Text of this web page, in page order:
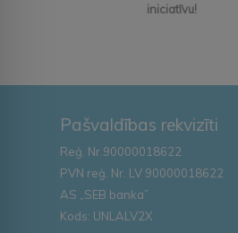
iniciatīvu!
Pašvaldības rekvizīti
Reģ. Nr.90000018622
PVN reģ. Nr. LV 90000018622
AS „SEB banka”
Kods: UNLALV2X